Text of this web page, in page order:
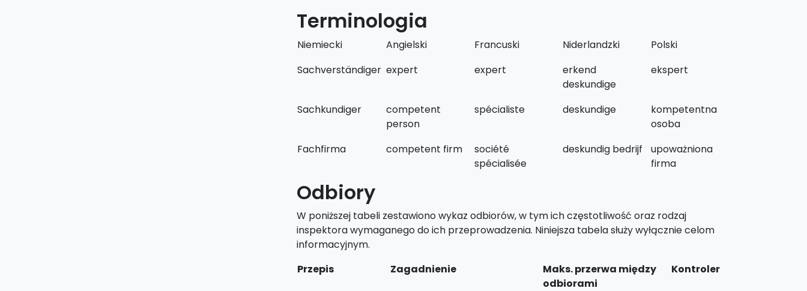
Terminologia
Niemiecki Angielski Francuski Niderlandzki
Polski
Sachverständiger expert expert
erkend
deskundige
ekspert
Sachkundiger
competent
person
spécialiste deskundige
kompetentna
osoba
Fachfirma
competent firm
société
spécialisée
deskundig bedrijf
upoważniona
firma
Odbiory
W poniższej tabeli zestawiono wykaz odbiorów, w tym ich częstotliwość oraz rodzaj
inspektora wymaganego do ich przeprowadzenia. Niniejsza tabela służy wyłącznie celom
informacyjnym.
Przepis
Zagadnienie
Maks. przerwa między
odbiorami
Kontroler